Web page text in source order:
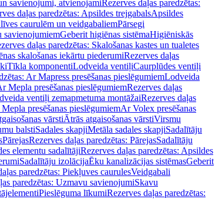
savienojumi, atvienojamiRezerves daļas paredzētas:
daļas paredzētas: Apsildes trejgabalsApsildes
caurulēm un veidgabaliemPārsegi
savienojumiemGeberit higiēnas sistēmaHigiēniskās
daļas paredzētas: Skalošanas kastes un tualetes
skalošanas iekārtu piederumiRezerves daļas
Tīkla komponentiLodveida ventiļiCaurplūdes ventiļi
Ar Mapress presēšanas pieslēgumiemLodveida
Mepla presēšanas pieslēgumiemRezerves daļas
ventiļi zemapmetuma montāžaiRezerves daļas
presēšanas pieslēgumiemAr Volex presēšanas
vārstiĀtrās atgaisošanas vārstiVirsmu
balstiSadales skapjiMetāla sadales skapjiSadalītāju
PārejasRezerves daļas paredzētas: PārejasSadalītāju
elementu sadalītājiRezerves daļas paredzētas: Apsildes
Sadalītāju izolācijaĒku kanalizācijas sistēmasGeberit
paredzētas: Piekļuves caurulesVeidgabali
paredzētas: Uzmavu savienojumiSkavu
Pieslēguma līkumiRezerves daļas paredzētas: